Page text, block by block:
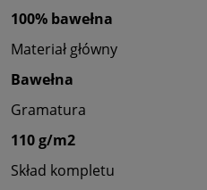
100% bawełna
Materiał główny
Bawełna
Gramatura
110 g/m2
Skład kompletu